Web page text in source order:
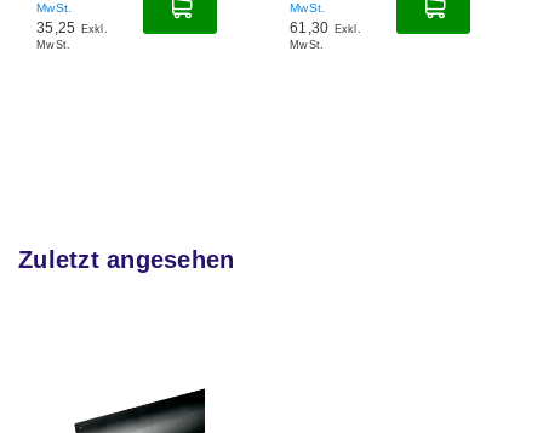
MwSt.
35,25
Exkl.
MwSt.
MwSt.
61,30 Exkl.
MwSt.
Zuletzt angesehen